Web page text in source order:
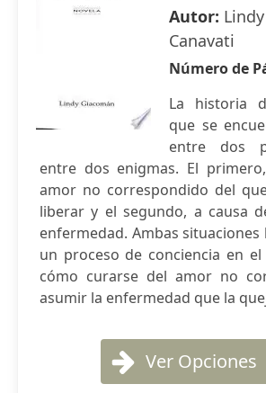
Autor:
Canavati
Número de
La historia
que se
entre dos
entre dos enigmas. El
amor no correspondido del
liberar y el segundo, a causa
enfermedad. Ambas situaciones
un proceso de conciencia en
cómo curarse del amor no
asumir la enfermedad que la
Ver Opciones